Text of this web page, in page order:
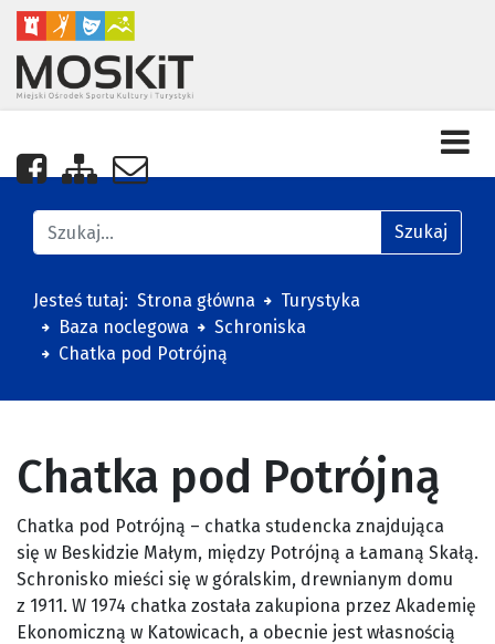
Nasza strona na Facebooku
Zobacz mapę strony
Napisz do nas
Jesteś tutaj: Strona główna
Turystyka
Baza noclegowa
Schroniska
Chatka pod Potrójną
Znajdź na stronie Szukaj
Chatka pod Potrójną
Chatka pod Potrójną – chatka studencka znajdująca
się w Beskidzie Małym, między Potrójną a Łamaną Skałą.
Schronisko mieści się w góralskim, drewnianym domu
z 1911. W 1974 chatka została zakupiona przez Akademię
Ekonomiczną w Katowicach, a obecnie jest własnością